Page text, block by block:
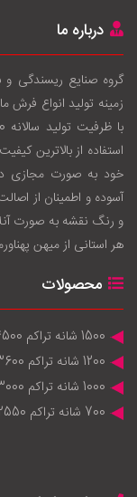
درباره ما
گروه صنایع ریسندگی
خود به صورت مجازی
آسوده و اطمينان از
و رنگ نقشه به صورت
هر استانی از ميهن
محصولات
1500 شانه تراکم 4500
1200 شانه تراکم 3600
1000 شانه تراکم 3000
700 شانه تراکم 2550